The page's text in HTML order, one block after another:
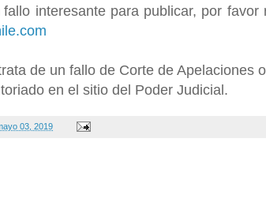
interesante para publicar, por favor
de un fallo de Corte de Apelaciones
en el sitio del Poder Judicial.
03, 2019